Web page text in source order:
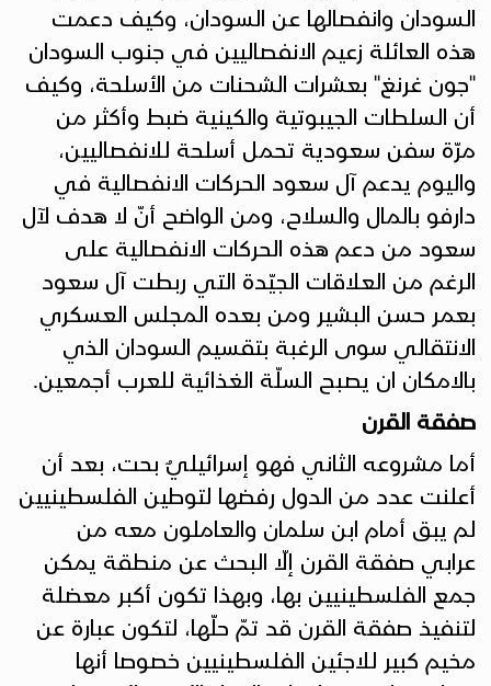
السودان وانفصالها عن السودان، وكيف دعمت
هذه العائلة زعيم الانفصاليين في جنوب السودان
"جون غرنغ" بعشرات الشحنات من الأسلحة، وكيف
أن السلطات الجيبوتية والكينية ضبط وأكثر من
مرّة سفن سعودية تحمل أسلحة للانفصاليين،
واليوم يدعم آل سعود الحركات الانفصالية في
دارفو بالمال والسلاح، ومن الواضح أنّ لا هدف لآل
سعود من دعم هذه الحركات الانفصالية على
الرغم من العلاقات الجيّدة التي ربطت آل سعود
بعمر حسن البشير ومن بعده المجلس العسكري
الانتقالي سوى الرغبة بتقسيم السودان الذي
بالامكان ان يصبح السلّة الغذائية للعرب أجمعين.
صفقة القرن
أما مشروعه الثاني فهو إسرائيليٌ بحت، بعد أن
أعلنت عدد من الدول رفضها لتوطين الفلسطينيين
لم يبق أمام ابن سلمان والعاملون معه من
عرابي صفقة القرن إلّا البحث عن منطقة يمكن
جمع الفلسطينيين بها، وبهذا تكون أكبر معضلة
لتنفيذ صفقة القرن قد تمّ حلّها، لتكون عبارة عن
مخيم كبير للاجئين الفلسطينيين خصوصا أنها